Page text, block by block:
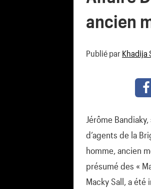
ancien
Publié par Khadija
Jérôme
d’agents de la
homme, ancien
présumé des «
Macky Sall, a